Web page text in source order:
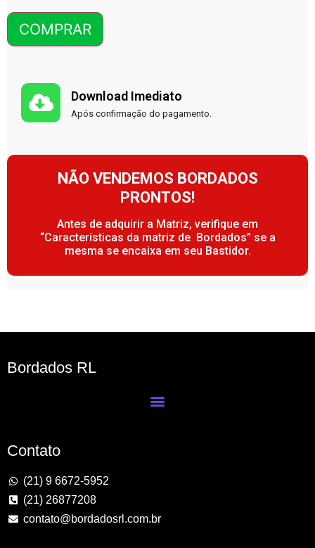
COMPRAR
Download Imediato
Após confirmação do pagamento.
NÃO VENDEMOS BORDADOS
PRONTOS!
Antes de adquirir a Matriz, verifique em
“Características da matriz de Bordados” se a
mesma se encaixa em seu Bastidor.
Bordados RL
Contato
(21) 9 6672-5952
(21) 26877208
contato@bordadosrl.com.br